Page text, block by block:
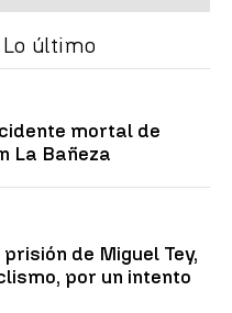
Lo último
mortal de
La Bañeza
de Miguel Tey,
por un intento